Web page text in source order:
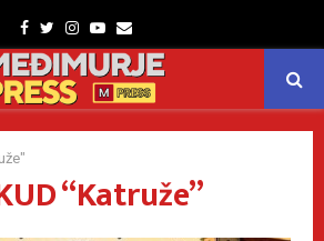
Facebook
TwitterInstagram
Youtube
Email
“Katruže”